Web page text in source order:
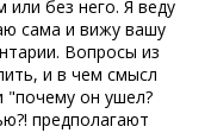
или без него. Я веду
сама и вижу вашу
Вопросы из
и в чем смысл
"почему он ушел?
предполагают